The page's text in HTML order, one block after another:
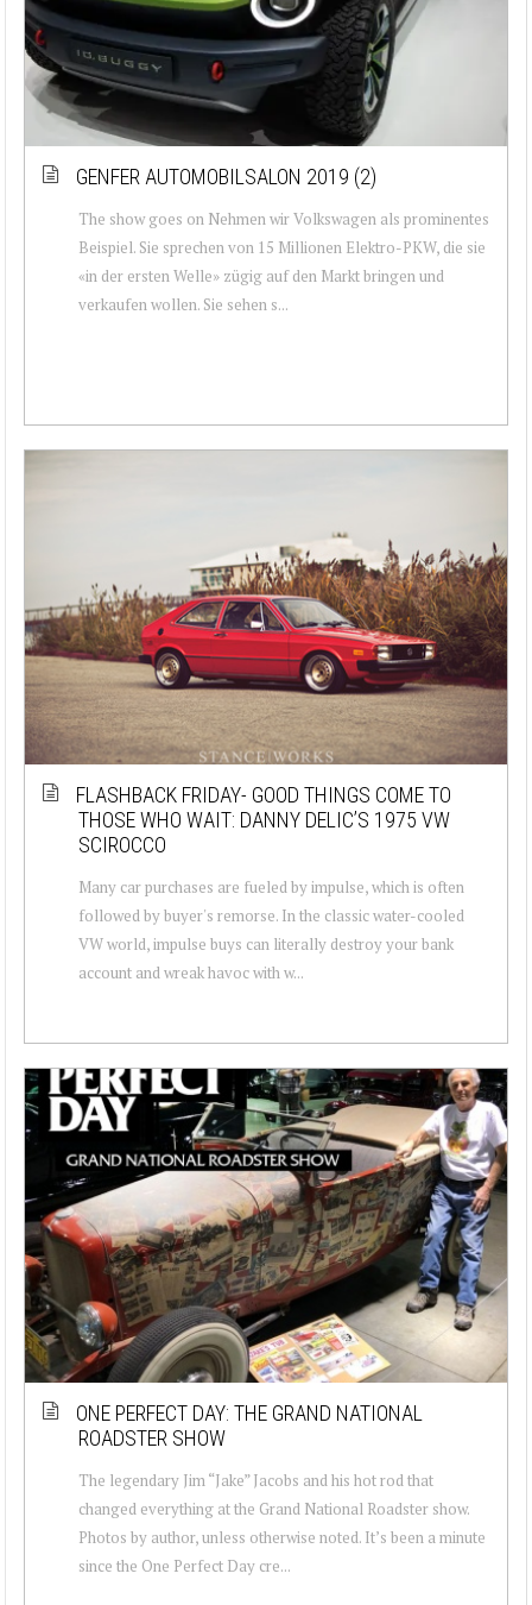
GENFER AUTOMOBILSALON 2019 (2)
The show goes on Nehmen wir Volkswagen als prominentes
Beispiel. Sie sprechen von 15 Millionen Elektro-PKW, die sie
«in der ersten Welle» zügig auf den Markt bringen und
verkaufen wollen. Sie sehen s...
FLASHBACK FRIDAY- GOOD THINGS COME TO
THOSE WHO WAIT: DANNY DELIC’S 1975 VW
SCIROCCO
Many car purchases are fueled by impulse, which is often
followed by buyer's remorse. In the classic water-cooled
VW world, impulse buys can literally destroy your bank
account and wreak havoc with w...
ONE PERFECT DAY: THE GRAND NATIONAL
ROADSTER SHOW
The legendary Jim “Jake” Jacobs and his hot rod that
changed everything at the Grand National Roadster show.
Photos by author, unless otherwise noted. It’s been a minute
since the One Perfect Day cre...